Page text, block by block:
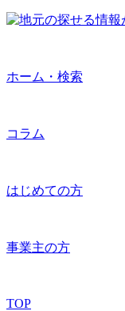
ホーム・検索
コラム
はじめての方
事業主の方
TOP